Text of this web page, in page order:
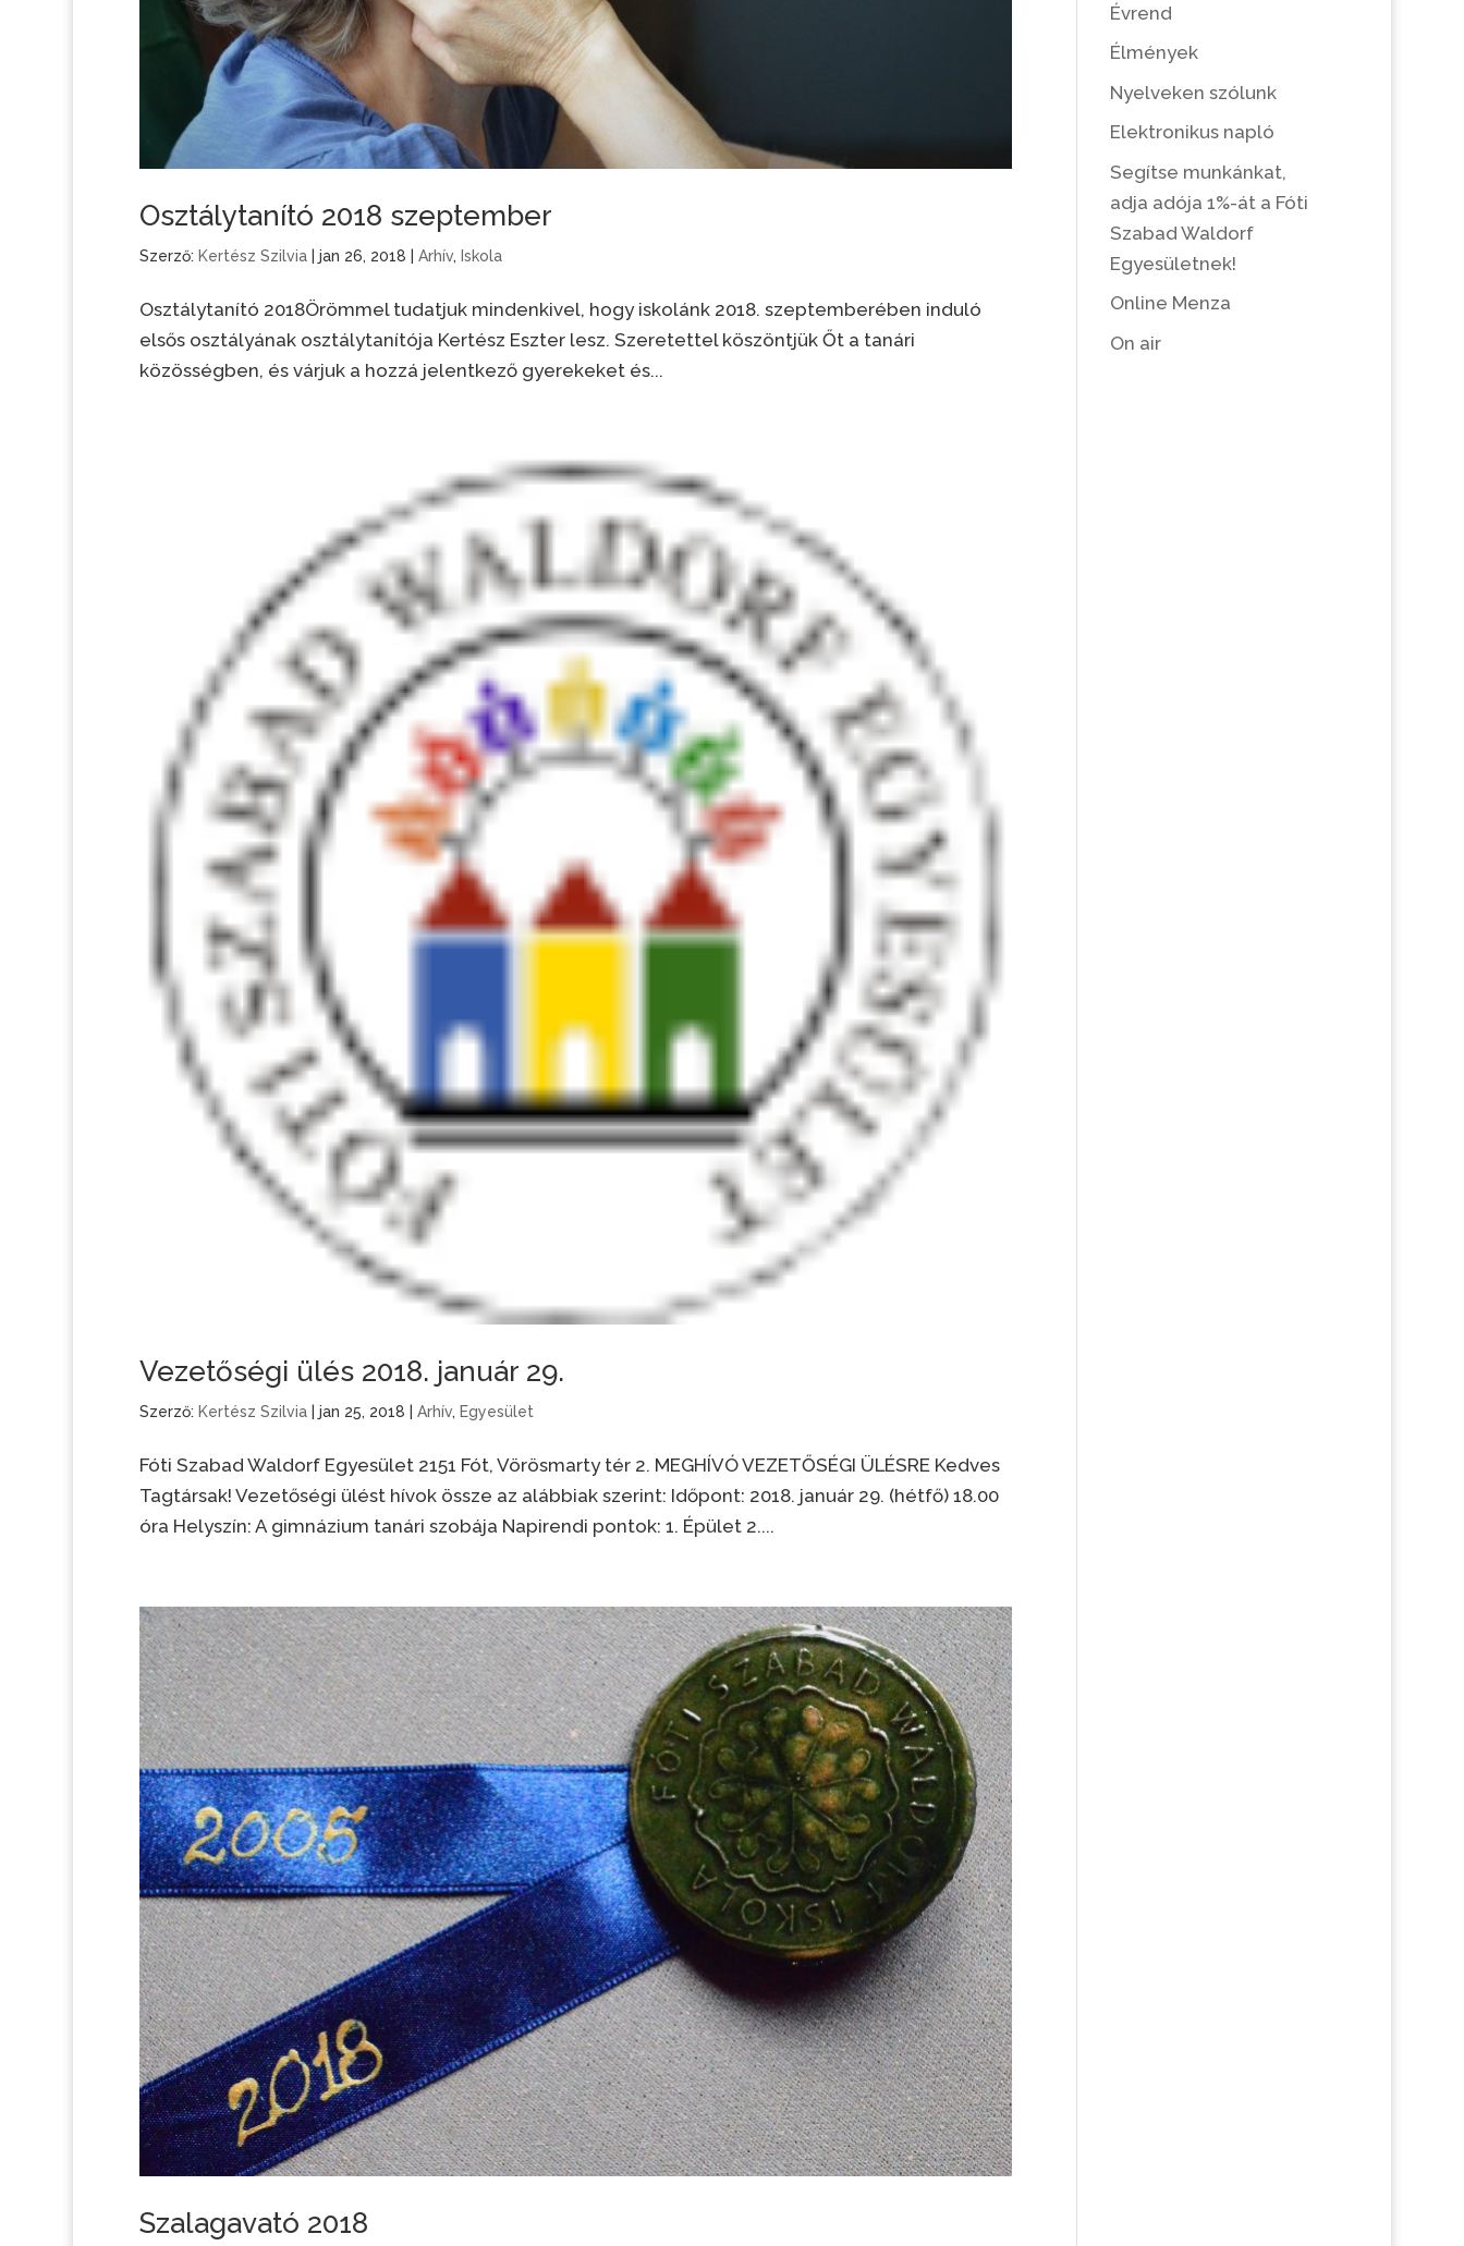
Osztálytanító 2018 szeptember
Szerző: Kertész Szilvia| jan 26, 2018 Arhív, Iskola
Osztálytanító 2018Örömmel tudatjuk mindenkivel, hogy iskolánk 2018. szeptemberében induló
elsős osztályának osztálytanítója Kertész Eszter lesz. Szeretettel köszöntjük Őt a tanári
közösségben, és várjuk a hozzá jelentkező gyerekeket és...
Vezetőségi ülés 2018. január 29.
Szerző: Kertész Szilvia| jan 25, 2018 Arhív, Egyesület
Fóti Szabad Waldorf Egyesület 2151 Fót, Vörösmarty tér 2. MEGHÍVÓ VEZETŐSÉGI ÜLÉSRE Kedves
Tagtársak! Vezetőségi ülést hívok össze az alábbiak szerint: Időpont: 2018. január 29. (hétfő) 18.00
óra Helyszín: A gimnázium tanári szobája Napirendi pontok: 1. Épület 2....
Szalagavató 2018
Évrend
Élmények
Nyelveken szólunk
Elektronikus napló
Segítse munkánkat,
adja adója 1%-át a Fóti
Szabad Waldorf
Egyesületnek!
Online Menza
On air